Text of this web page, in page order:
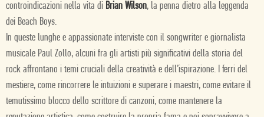
controindicazioni nella vita di Brian Wilson, la penna dietro alla leggenda
dei Beach Boys.
In queste lunghe e appassionate interviste con il songwriter e giornalista
musicale Paul Zollo, alcuni fra gli artisti più significativi della storia del
rock affrontano i temi cruciali della creatività e dell’ispirazione. I ferri del
mestiere, come rincorrere le intuizioni e superare i maestri, come evitare il
temutissimo blocco dello scrittore di canzoni, come mantenere la